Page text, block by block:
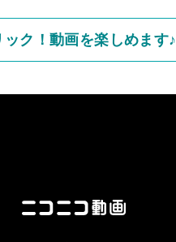
ック！動画を楽しめます♪